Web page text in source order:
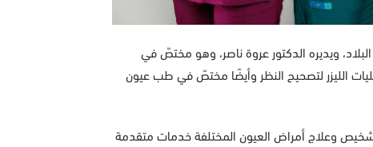
ويديره الدكتور عروة ناصر، وهو مختصّ في
الليزر لتصحيح النظر وأيضًا مختصّ في طب عيون
وعلاج أمراض العيون المختلفة خدمات متقدمة